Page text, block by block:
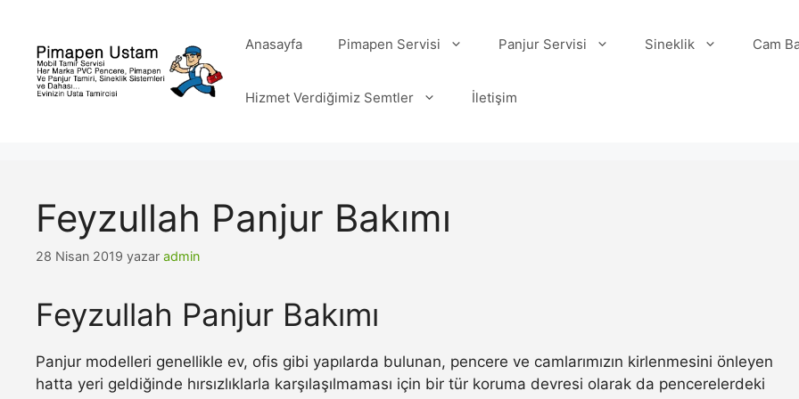
Anasayfa Pimapen Servisi Panjur Servisi Sineklik Cam
Hizmet Verdiğimiz Semtler İletişim
Feyzullah Panjur Bakımı
28 Nisan 2019 yazar admin
Feyzullah Panjur Bakımı
Panjur modelleri genellikle ev, ofis gibi yapılarda bulunan, pencere ve camlarımızın kirlenmesini önleyen
hatta yeri geldiğinde hırsızlıklarla karşılaşılmaması için bir tür koruma devresi olarak da pencerelerdeki